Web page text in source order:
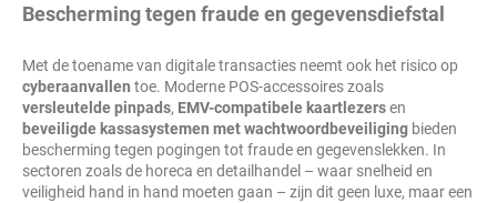
Bescherming tegen fraude en gegevensdiefstal
Met de toename van digitale transacties neemt ook het risico op
cyberaanvallen toe. Moderne POS-accessoires zoals
versleutelde pinpads, EMV-compatibele kaartlezersen
beveiligde kassasystemen met wachtwoordbeveiliging bieden
bescherming tegen pogingen tot fraude en gegevenslekken. In
sectoren zoals de horeca en detailhandel – waar snelheid en
veiligheid hand in hand moeten gaan – zijn dit geen luxe, maar een